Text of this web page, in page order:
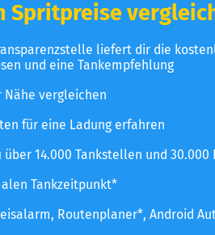
Spritpreise
liefert dir die
und eine Tankempfehlung
vergleichen
für eine Ladung erfahren
14.000 Tankstellen und 30.000
Tankzeitpunkt*
Routenplaner*, Android